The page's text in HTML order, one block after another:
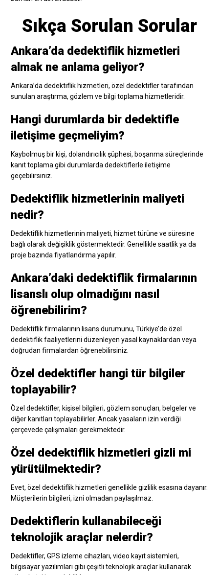
Sıkça Sorulan Sorular
Ankara’da dedektiflik hizmetleri
almak ne anlama geliyor?
Ankara’da dedektiflik hizmetleri, özel dedektifler tarafından
sunulan araştırma, gözlem ve bilgi toplama hizmetleridir.
Hangi durumlarda bir dedektifle
iletişime geçmeliyim?
Kaybolmuş bir kişi, dolandırıcılık şüphesi, boşanma süreçlerinde
kanıt toplama gibi durumlarda dedektiflerle iletişime
geçebilirsiniz.
Dedektiflik hizmetlerinin maliyeti
nedir?
Dedektiflik hizmetlerinin maliyeti, hizmet türüne ve süresine
bağlı olarak değişiklik göstermektedir. Genellikle saatlik ya da
proje bazında fiyatlandırma yapılır.
Ankara’daki dedektiflik firmalarının
lisanslı olup olmadığını nasıl
öğrenebilirim?
Dedektiflik firmalarının lisans durumunu, Türkiye’de özel
dedektiflik faaliyetlerini düzenleyen yasal kaynaklardan veya
doğrudan firmalardan öğrenebilirsiniz.
Özel dedektifler hangi tür bilgiler
toplayabilir?
Özel dedektifler, kişisel bilgileri, gözlem sonuçları, belgeler ve
diğer kanıtları toplayabilirler. Ancak yasaların izin verdiği
çerçevede çalışmaları gerekmektedir.
Özel dedektiflik hizmetleri gizli mi
yürütülmektedir?
Evet, özel dedektiflik hizmetleri genellikle gizlilik esasına dayanır.
Müşterilerin bilgileri, izni olmadan paylaşılmaz.
Dedektiflerin kullanabileceği
teknolojik araçlar nelerdir?
Dedektifler, GPS izleme cihazları, video kayıt sistemleri,
bilgisayar yazılımları gibi çeşitli teknolojik araçlar kullanarak